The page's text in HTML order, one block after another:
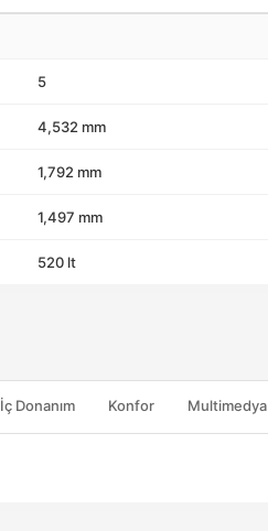
5
4,532 mm
1,792 mm
1,497 mm
520 lt
İç Donanım Konfor Multimedya